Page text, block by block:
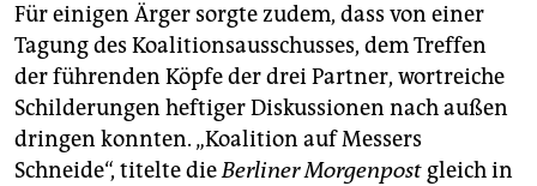
Für einigen Ärger sorgte zudem, dass von einer
Tagung des Koalitionsausschusses, dem Treffen
der führenden Köpfe der drei Partner, wortreiche
Schilderungen heftiger Diskussionen nach außen
dringen konnten. „Koalition auf Messers
Schneide“, titelte dieBerliner Morgenpost gleich in